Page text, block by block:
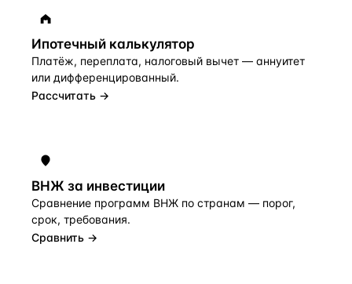
Ипотечный калькулятор
Платёж, переплата, налоговый вычет — аннуитет
или дифференцированный.
Рассчитать →
ВНЖ за инвестиции
Сравнение программ ВНЖ по странам — порог,
срок, требования.
Сравнить →